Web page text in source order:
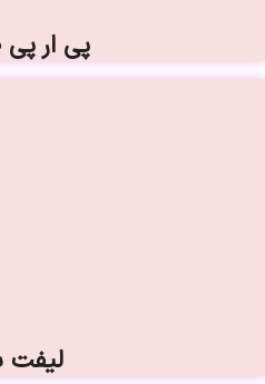
پی ار
لیفت